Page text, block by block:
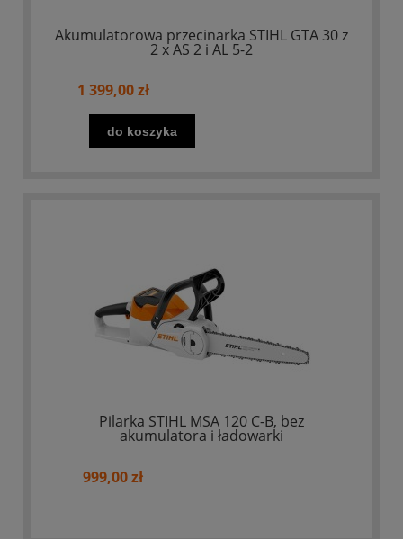
Akumulatorowa przecinarka STIHL GTA 30 z
2 x AS 2 i AL 5-2
1 399,00 zł
do koszyka
Pilarka STIHL MSA 120 C-B, bez
akumulatora i ładowarki
999,00 zł